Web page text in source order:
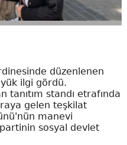
düzenlenen
ilgi gördü.
tanıtım standı etrafında
gelen teşkilat
manevi
partinin sosyal devlet